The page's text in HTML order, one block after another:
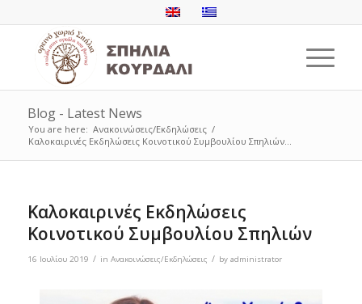
Blog - Latest News
You are here: Ανακοινώσεις/Εκδηλώσεις /
Καλοκαιρινές Εκδηλώσεις Κοινοτικού Συμβουλίου Σπηλιών...
Καλοκαιρινές Εκδηλώσεις
Κοινοτικού Συμβουλίου Σπηλιών
16 Ιουλίου 2019 / in Ανακοινώσεις/Εκδηλώσεις / by administrator